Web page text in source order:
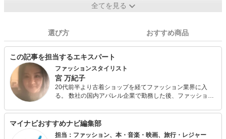
全てを見る
選び方 おすすめ商品
この記事を担当するエキスパート
ファッションスタイリスト
宮 万紀子
20代前半より古着ショップを経てファッション業界に入
る。 数社の国内アパレル企業で勤務した後、ファッション
ングや広告、CMのスタイリングを数多く手掛ける。 現在
は商業ファッションスタイリストと一般の方のコーディネ
ートをするパーソナルスタイリストとを兼務している。
マイナビおすすめナビ編集部
担当：ファッション、本・音楽・映画、旅行・レジャー